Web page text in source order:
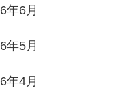
年6月
年5月
年4月